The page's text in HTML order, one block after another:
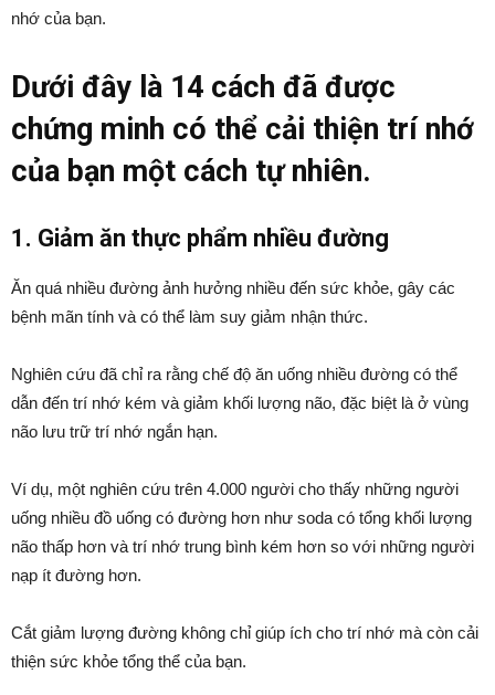
nhớ của bạn.
Dưới đây là 14 cách đã được
chứng minh có thể cải thiện trí nhớ
của bạn một cách tự nhiên.
1. Giảm ăn thực phẩm nhiều đường
Ăn quá nhiều đường ảnh hưởng nhiều đến sức khỏe, gây các
bệnh mãn tính và có thể làm suy giảm nhận thức.
Nghiên cứu đã chỉ ra rằng chế độ ăn uống nhiều đường có thể
dẫn đến trí nhớ kém và giảm khối lượng não, đặc biệt là ở vùng
não lưu trữ trí nhớ ngắn hạn.
Ví dụ, một nghiên cứu trên 4.000 người cho thấy những người
uống nhiều đồ uống có đường hơn như soda có tổng khối lượng
não thấp hơn và trí nhớ trung bình kém hơn so với những người
nạp ít đường hơn.
Cắt giảm lượng đường không chỉ giúp ích cho trí nhớ mà còn cải
thiện sức khỏe tổng thể của bạn.